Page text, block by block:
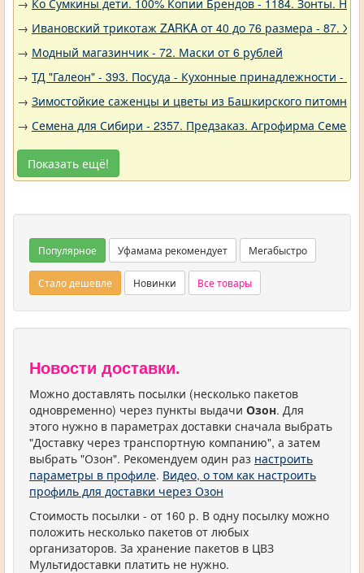
→ Ко Сумкины дети. 100% Копии Брендов - 1184. Зонты.
→ Ивановский трикотаж ZARKA от 40 до 76 размера - 87.
→ Модный магазинчик - 72. Маски от 6 рублей
→ ТД "Галеон" - 393. Посуда - Кухонные принадлежности -
→ Зимостойкие саженцы и цветы из Башкирского
→ Семена для Сибири - 2357. Предзаказ. Агрофирма
Показать ещё!
Популярное Уфамама рекомендует Мегабыстро
Стало дешевле Новинки Все товары
Новости доставки.
Можно доставлять посылки (несколько пакетов
одновременно) через пункты выдачи Озон. Для
этого нужно в параметрах доставки сначала выбрать
"Доставку через транспортную компанию", а затем
выбрать "Озон". Рекомендуем один раз настроить
параметры в профиле. Видео, о том как настроить
профиль для доставки через Озон
Стоимость посылки - от 160 р. В одну посылку можно
положить несколько пакетов от любых
организаторов. За хранение пакетов в ЦВЗ
Мультидоставки платить не нужно.